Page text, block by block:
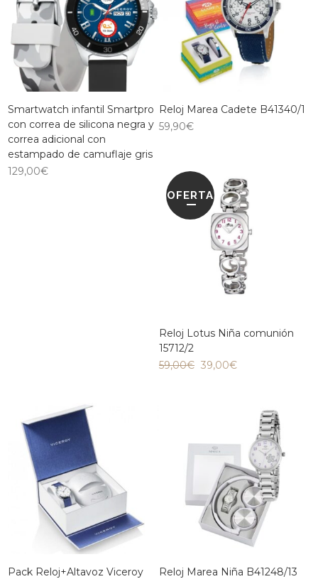
Smartwatch infantil Smartpro
con correa de silicona negra y
correa adicional con
estampado de camuflaje gris
129,00€
Reloj Marea Cadete B41340/1
59,90€
OFERTA
Reloj Lotus Niña comunión
15712/2
59,00€ 39,00€
Pack Reloj+Altavoz Viceroy
Reloj Marea Niña B41248/13